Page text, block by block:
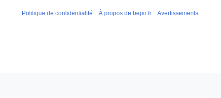
Politique de confidentialité À propos de bepo.fr Avertissements